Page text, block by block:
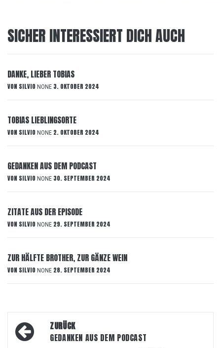
SICHER INTERESSIERT DICH AUCH
DANKE, LIEBER TOBIAS
VON SILVIO NONE 3. OKTOBER 2024
TOBIAS LIEBLINGSORTE
VON SILVIO NONE 2. OKTOBER 2024
GEDANKEN AUS DEM PODCAST
VON SILVIO NONE 30. SEPTEMBER 2024
ZITATE AUS DER EPISODE
VON SILVIO NONE 29. SEPTEMBER 2024
ZUR HÄLFTE BROTHER, ZUR GÄNZE WEIN
VON SILVIO NONE 28. SEPTEMBER 2024
Beitragsnavigation
ZURÜCK
GEDANKEN AUS DEM PODCAST